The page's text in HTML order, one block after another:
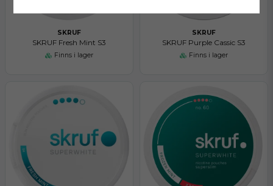
SKRUF
SKRUF Fresh Mint S3
Finns i lager
SKRUF
SKRUF Purple Cassic S3
Finns i lager